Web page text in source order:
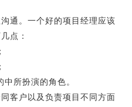
通。一个好的项目经理应该
点：
所扮演的角色。
客户以及负责项目不同方面